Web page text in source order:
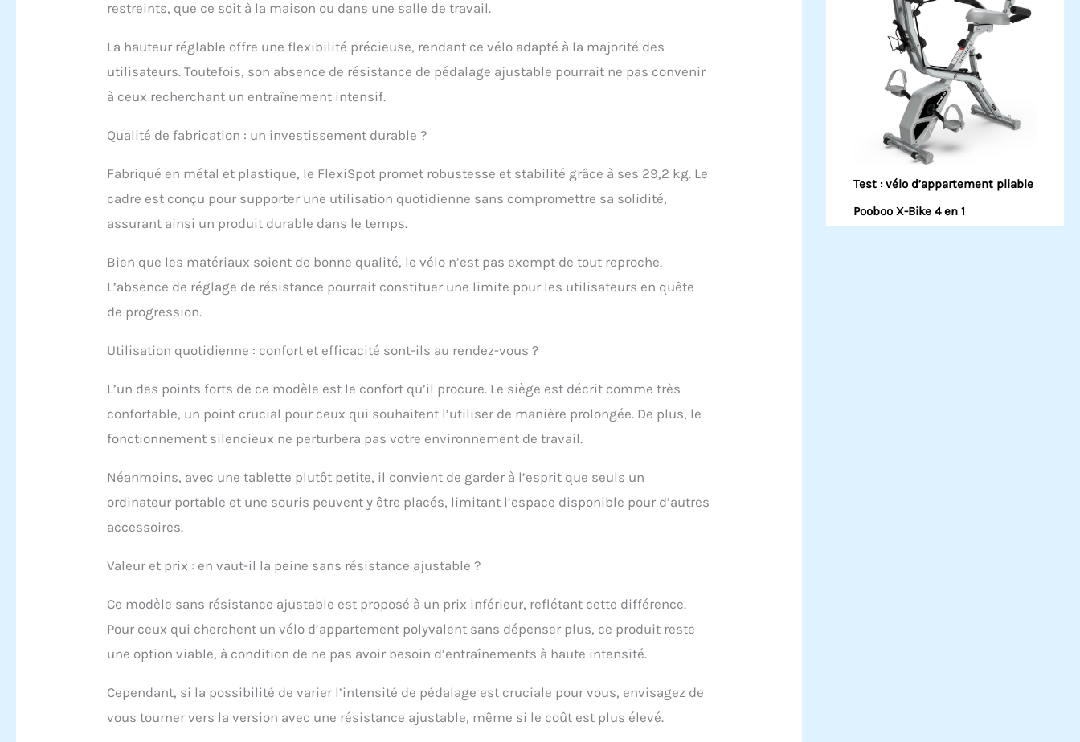
confort d'assise maximal grâce à l'assise souple et rembourrée,
flexible en hauteur et en profondeur - pour une position
ergonomique quelle que soit l'activité. De larges pédales
antidérapantes assurent un maintien sûr et des mouvements
fluides.
restreints, que ce soit à la maison ou dans une salle de travail.
La hauteur réglable offre une flexibilité précieuse, rendant ce vélo adapté à la majorité des
utilisateurs. Toutefois, son absence de résistance de pédalage ajustable pourrait ne pas convenir
à ceux recherchant un entraînement intensif.
Qualité de fabrication : un investissement durable ?
Fabriqué en métal et plastique, le FlexiSpot promet robustesse et stabilité grâce à ses 29,2 kg. Le
cadre est conçu pour supporter une utilisation quotidienne sans compromettre sa solidité,
assurant ainsi un produit durable dans le temps.
Bien que les matériaux soient de bonne qualité, le vélo n’est pas exempt de tout reproche.
L’absence de réglage de résistance pourrait constituer une limite pour les utilisateurs en quête
de progression.
Utilisation quotidienne : confort et efficacité sont-ils au rendez-vous ?
L’un des points forts de ce modèle est le confort qu’il procure. Le siège est décrit comme très
confortable, un point crucial pour ceux qui souhaitent l’utiliser de manière prolongée. De plus, le
fonctionnement silencieux ne perturbera pas votre environnement de travail.
Néanmoins, avec une tablette plutôt petite, il convient de garder à l’esprit que seuls un
ordinateur portable et une souris peuvent y être placés, limitant l’espace disponible pour d’autres
accessoires.
Valeur et prix : en vaut-il la peine sans résistance ajustable ?
Ce modèle sans résistance ajustable est proposé à un prix inférieur, reflétant cette différence.
Pour ceux qui cherchent un vélo d’appartement polyvalent sans dépenser plus, ce produit reste
une option viable, à condition de ne pas avoir besoin d’entraînements à haute intensité.
Cependant, si la possibilité de varier l’intensité de pédalage est cruciale pour vous, envisagez de
vous tourner vers la version avec une résistance ajustable, même si le coût est plus élevé.
Test : vélo d’appartement pliable
Pooboo X-Bike 4 en 1